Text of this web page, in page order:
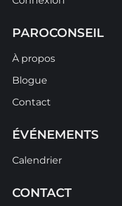
PAROCONSEIL
À propos
Blogue
Contact
ÉVÉNEMENTS
Calendrier
CONTACT